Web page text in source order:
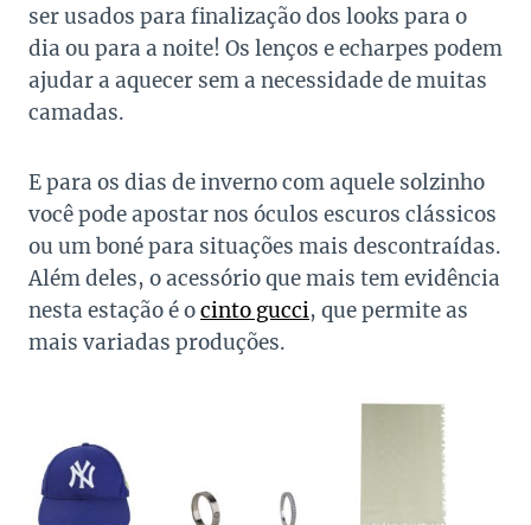
ser usados para finalização dos looks para o
dia ou para a noite! Os lenços e echarpes podem
ajudar a aquecer sem a necessidade de muitas
camadas.
E para os dias de inverno com aquele solzinho
você pode apostar nos óculos escuros clássicos
ou um boné para situações mais descontraídas.
Além deles, o acessório que mais tem evidência
nesta estação é ocinto gucci, que permite as
mais variadas produções.